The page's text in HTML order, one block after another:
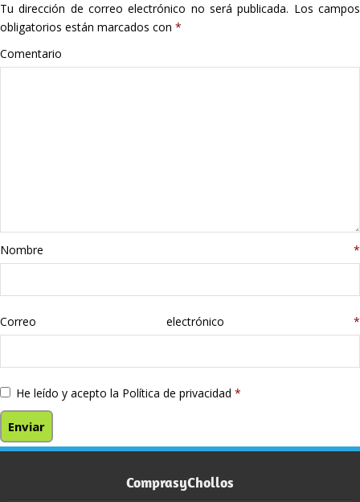
Informática
Listas
libros
Tu dirección de correo electrónico no será publicada. Los campos
obligatorios están marcados con *
Comentario
Nombre *
Correo electrónico *
He leído y acepto la Política de privacidad *
ComprasyChollos